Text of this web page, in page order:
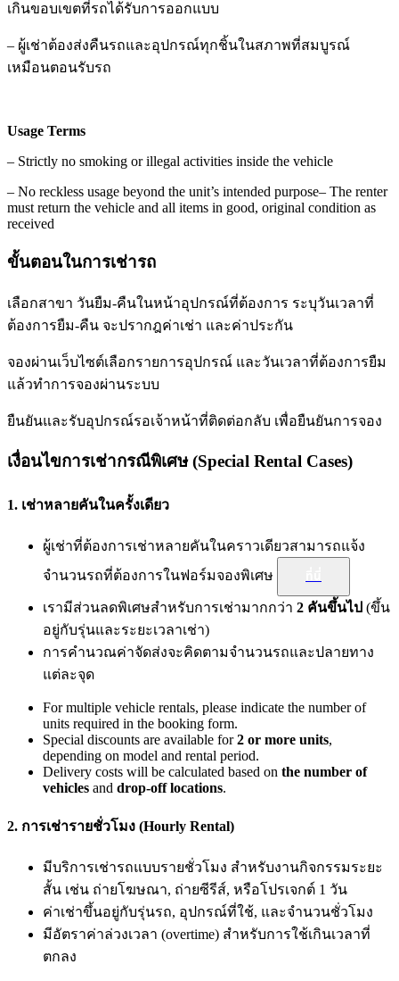
เกินขอบเขตที่รถได้รับการออกแบบ
– ผู้เช่าต้องส่งคืนรถและอุปกรณ์ทุกชิ้นในสภาพที่สมบูรณ์
เหมือนตอนรับรถ
Usage Terms
– Strictly no smoking or illegal activities inside the vehicle
– No reckless usage beyond the unit’s intended purpose– The renter
must return the vehicle and all items in good, original condition as
received
ขั้นตอนในการเช่ารถ
เลือกสาขา วันยืม-คืนในหน้าอุปกรณ์ที่ต้องการ ระบุวันเวลาที่
ต้องการยืม-คืน จะปรากฎค่าเช่า และค่าประกัน
จองผ่านเว็บไซต์เลือกรายการอุปกรณ์ และวันเวลาที่ต้องการยืม
แล้วทำการจองผ่านระบบ
ยืนยันและรับอุปกรณ์รอเจ้าหน้าที่ติดต่อกลับ เพื่อยืนยันการจอง
เงื่อนไขการเช่ากรณีพิเศษ (Special Rental Cases)
1. เช่าหลายคันในครั้งเดียว
ผู้เช่าที่ต้องการเช่าหลายคันในคราวเดียวสามารถแจ้ง
จำนวนรถที่ต้องการในฟอร์มจองพิเศษ
เรามีส่วนลดพิเศษสำหรับการเช่ามากกว่า 2 คันขึ้นไป (ขึ้น
อยู่กับรุ่นและระยะเวลาเช่า)
การคำนวณค่าจัดส่งจะคิดตามจำนวนรถและปลายทาง
แต่ละจุด
For multiple vehicle rentals, please indicate the number of
units required in the booking form.
Special discounts are available for2 or more units,
depending on model and rental period.
Delivery costs will be calculated based on the number of
vehicles and drop-off locations.
2. การเช่ารายชั่วโมง (Hourly Rental)
มีบริการเช่ารถแบบรายชั่วโมง สำหรับงานกิจกรรมระยะ
สั้น เช่น ถ่ายโฆษณา, ถ่ายซีรีส์, หรือโปรเจกต์ 1 วัน
ค่าเช่าขึ้นอยู่กับรุ่นรถ, อุปกรณ์ที่ใช้, และจำนวนชั่วโมง
มีอัตราค่าล่วงเวลา (overtime) สำหรับการใช้เกินเวลาที่
ตกลง